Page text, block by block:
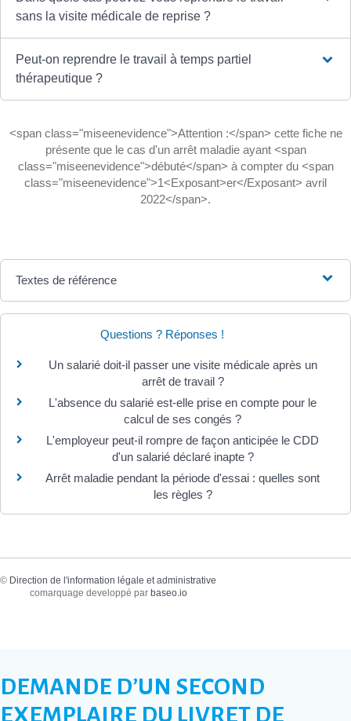
sans la visite médicale de reprise ?
Peut-on reprendre le travail à temps partiel
thérapeutique ?
<span class="miseenevidence">Attention :</span> cette fiche ne
présente que le cas d'un arrêt maladie ayant <span
class="miseenevidence">débuté</span> à compter du <span
class="miseenevidence">1<Exposant>er</Exposant> avril
2022</span>.
Textes de référence
Questions ? Réponses !
Un salarié doit-il passer une visite médicale après un
arrêt de travail ?
L'absence du salarié est-elle prise en compte pour le
calcul de ses congés ?
L'employeur peut-il rompre de façon anticipée le CDD
d'un salarié déclaré inapte ?
Arrêt maladie pendant la période d'essai : quelles sont
les règles ?
© Direction de l'information légale et administrative
comarquage developpé par baseo.io
DEMANDE D’UN SECOND
EXEMPLAIRE DU LIVRET DE